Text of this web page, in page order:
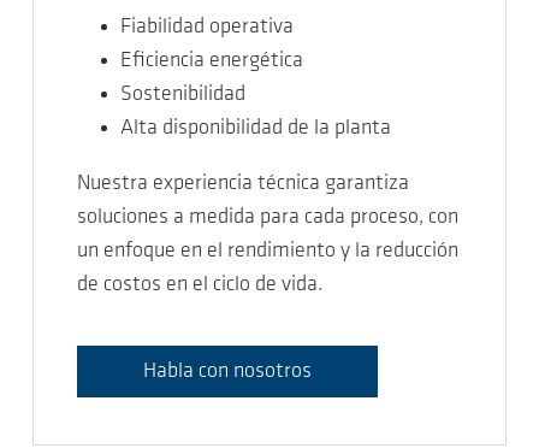
Fiabilidad operativa
Eficiencia energética
Sostenibilidad
Alta disponibilidad de la planta
Nuestra experiencia técnica garantiza
soluciones a medida para cada proceso, con
un enfoque en el rendimiento y la reducción
de costos en el ciclo de vida.
Habla con nosotros